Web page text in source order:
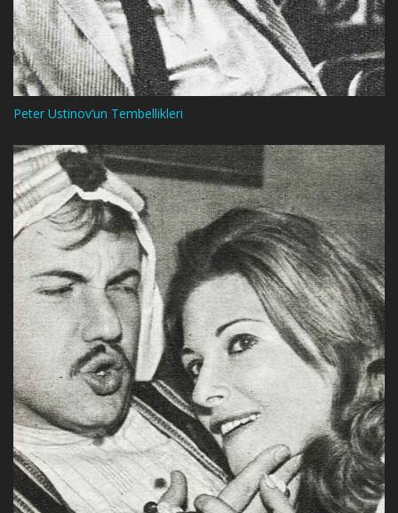
Peter Ustinov’un Tembellikleri